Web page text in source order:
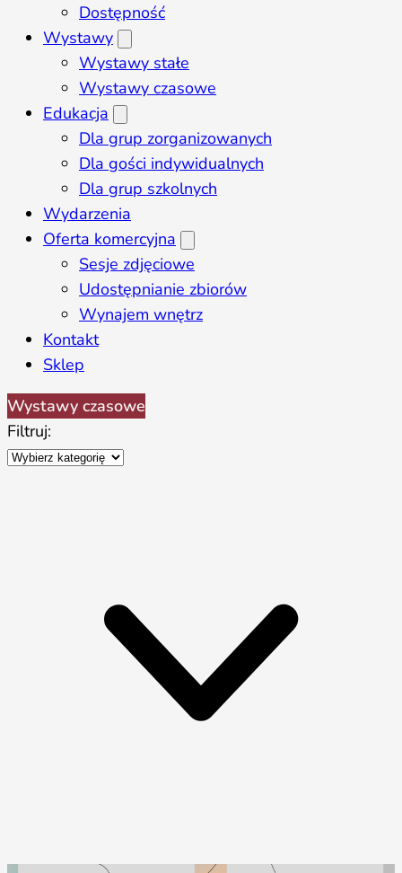
Dostępność
Wystawy
Wystawy stałe
Wystawy czasowe
Edukacja
Dla grup zorganizowanych
Dla gości indywidualnych
Dla grup szkolnych
Wydarzenia
Oferta komercyjna
Sesje zdjęciowe
Udostępnianie zbiorów
Wynajem wnętrz
Kontakt
Sklep
Wystawy czasowe
Filtruj: